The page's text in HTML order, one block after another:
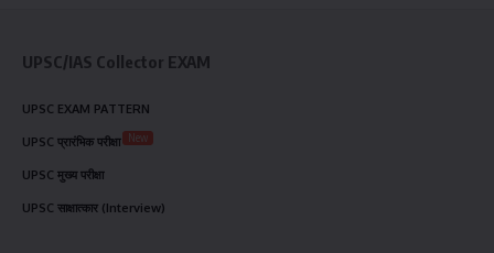
UPSC/IAS Collector EXAM
UPSC EXAM PATTERN
UPSC प्रारंभिक परीक्षा New
UPSC मुख्य परीक्षा
UPSC साक्षात्कार (Interview)